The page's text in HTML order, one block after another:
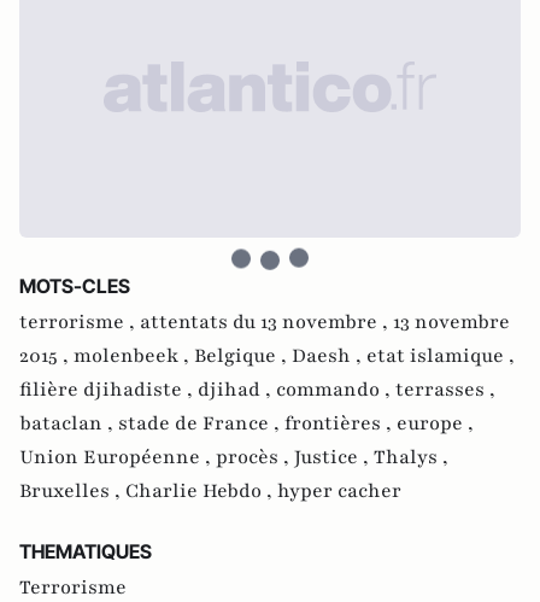
MOTS-CLES
terrorisme , attentats du 13 novembre , 13 novembre
2015 , molenbeek , Belgique , Daesh , etat islamique ,
filière djihadiste , djihad , commando , terrasses ,
bataclan , stade de France , frontières , europe ,
Union Européenne , procès , Justice , Thalys ,
Bruxelles , Charlie Hebdo , hyper cacher
THEMATIQUES
Terrorisme